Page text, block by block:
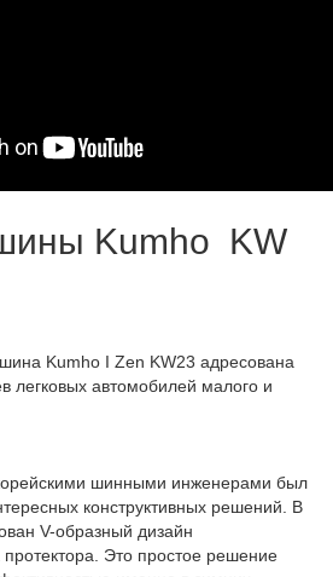
Kumho KW
Kumho I Zen KW23 адресована
легковых автомобилей малого и
шинными инженерами был
конструктивных решений. В
V-образный дизайн
Это простое решение